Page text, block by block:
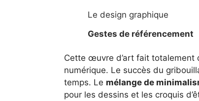
Le design graphique
Gestes de référencement
Cette œuvre d’art fait totalement
numérique. Le succès du
temps. Le mélange de
pour les dessins et les croquis